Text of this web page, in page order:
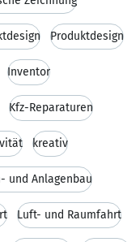
Produktdesign
Inventor
Kfz-Reparaturen
kreativ
und Anlagenbau
Luft- und Raumfahrt